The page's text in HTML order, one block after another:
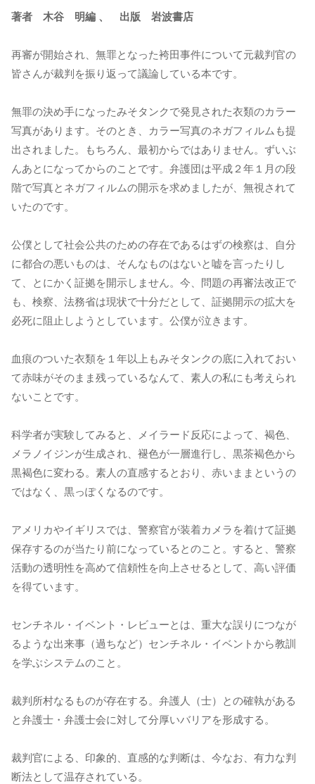
著者 木谷 明編 、 出版 岩波書店
再審が開始され、無罪となった袴田事件について元裁判官の
皆さんが裁判を振り返って議論している本です。
無罪の決め手になったみそタンクで発見された衣類のカラー
写真があります。そのとき、カラー写真のネガフィルムも提
出されました。もちろん、最初からではありません。ずいぶ
んあとになってからのことです。弁護団は平成２年１月の段
階で写真とネガフィルムの開示を求めましたが、無視されて
いたのです。
公僕として社会公共のための存在であるはずの検察は、自分
に都合の悪いものは、そんなものはないと嘘を言ったりし
て、とにかく証拠を開示しません。今、問題の再審法改正で
も、検察、法務省は現状で十分だとして、証拠開示の拡大を
必死に阻止しようとしています。公僕が泣きます。
血痕のついた衣類を１年以上もみそタンクの底に入れておい
て赤味がそのまま残っているなんて、素人の私にも考えられ
ないことです。
科学者が実験してみると、メイラード反応によって、褐色、
メラノイジンが生成され、褪色が一層進行し、黒茶褐色から
黒褐色に変わる。素人の直感するとおり、赤いままというの
ではなく、黒っぽくなるのです。
アメリカやイギリスでは、警察官が装着カメラを着けて証拠
保存するのが当たり前になっているとのこと。すると、警察
活動の透明性を高めて信頼性を向上させるとして、高い評価
を得ています。
センチネル・イベント・レビューとは、重大な誤りにつなが
るような出来事（過ちなど）センチネル・イベントから教訓
を学ぶシステムのこと。
裁判所村なるものが存在する。弁護人（士）との確執がある
と弁護士・弁護士会に対して分厚いバリアを形成する。
裁判官による、印象的、直感的な判断は、今なお、有力な判
断法として温存されている。